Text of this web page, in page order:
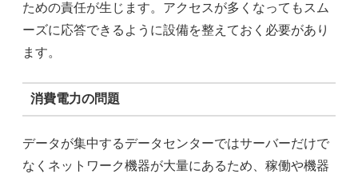
ための責任が生じます。アクセスが多くなってもスム
ーズに応答できるように設備を整えておく必要があり
ます。
消費電力の問題
データが集中するデータセンターではサーバーだけで
なくネットワーク機器が大量にあるため、稼働や機器